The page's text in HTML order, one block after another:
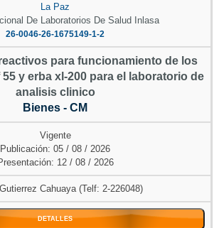
La Paz
De Laboratorios De Salud Inlasa
26-0046-26-1675149-1-2
para funcionamiento de los
y erba xl-200 para el laboratorio de
analisis clinico
Bienes - CM
Vigente
Publicación: 05 / 08 / 2026
12 / 08 / 2026
Cahuaya (Telf: 2-226048)
DETALLES